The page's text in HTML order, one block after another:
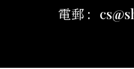
電郵 :